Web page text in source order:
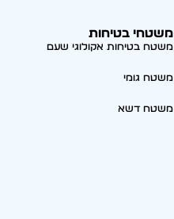
משטחי בטיחות
משטח בטיחות אקולוגי שעם
משטח גומי
משטח דשא